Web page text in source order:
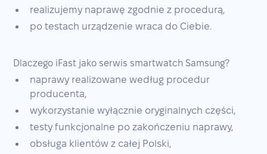
realizujemy naprawę zgodnie z procedurą,
po testach urządzenie wraca do Ciebie.
Dlaczego iFast jako serwis smartwatch Samsung?
naprawy realizowane według procedur
producenta,
wykorzystanie wyłącznie oryginalnych części,
testy funkcjonalne po zakończeniu naprawy,
obsługa klientów z całej Polski,